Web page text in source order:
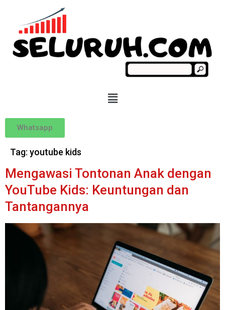
Whatsapp
Tag: youtube kids
Mengawasi Tontonan Anak dengan
YouTube Kids: Keuntungan dan
Tantangannya